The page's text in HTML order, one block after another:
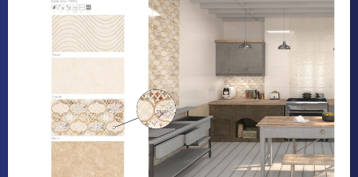
Мы используем файлы cookie для вашего
удобства.Подробнее
✕
ПОНЯТНО